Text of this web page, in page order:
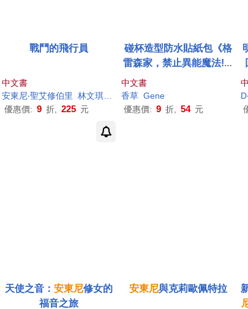
戰鬥的飛行員
中文書
安東尼‧聖艾修伯里 林文琪
王環幼
優惠價: 9 折, 225 元
碰杯造型防水貼紙包《格
雷森家，禁止異能魔法!》
中文書
香草 Gene
優惠價: 9 折, 54 元
天使之音：安東尼修女的
福音之旅
安東尼與克莉歐佩特拉